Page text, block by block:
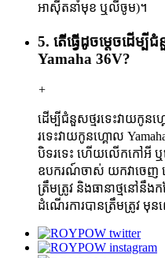
អាស៊ីតនាំមុខ ឬលីចូម)។
5. តើធ្វើដូចម្តេចដើម្
Yamaha 36V?
+
ដើម្បីជំនួសថ្មរទេះវាយកូន
រទេះវាយកូនហ្គោល
បិទរទេះ ហើយលើកកៅអី ឬប
ឧបករណ៍ចាស់ យកវាចេញ ហ
ត្រឹមត្រូវ និងធានាថ្មនៅនឹងក
ដំណើរការបានត្រឹមត្រូវ មុ